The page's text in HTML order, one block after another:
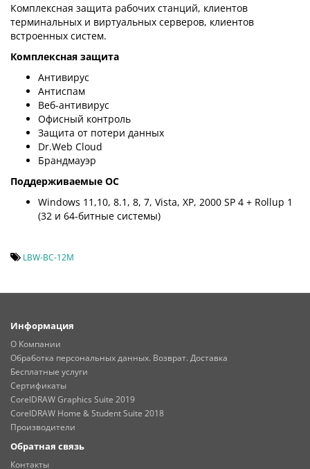
Комплексная защита рабочих станций, клиентов
терминальных и виртуальных серверов, клиентов
встроенных систем.
Комплексная защита
Антивирус
Антиспам
Веб-антивирус
Офисный контроль
Защита от потери данных
Dr.Web Cloud
Брандмауэр
Поддерживаемые ОС
Windows 11,10, 8.1, 8, 7, Vista, XP, 2000 SP 4 + Rollup 1
(32 и 64-битные системы)
LBW-BC-12M
Информация
О Компании
Обработка персональных данных. Возврат. Доставка
Бесплатные услуги
Сертификаты
CorelDRAW Graphics Suite 2019
CorelDRAW Home & Student Suite 2018
Производители
Обратная связь
Контакты